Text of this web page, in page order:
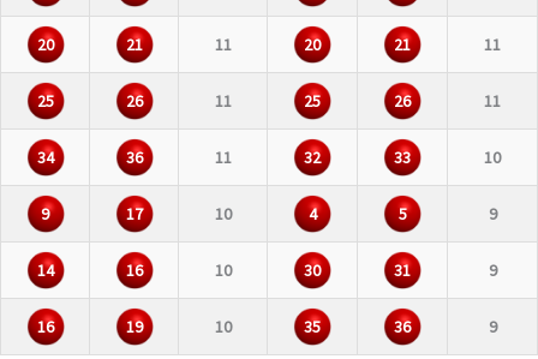
20 21 11 20 21 11
25 26 11 25 26 11
34 36 11 32 33 10
9 17 10 4 5 9
14 16 10 30 31 9
16 19 10 35 36 9